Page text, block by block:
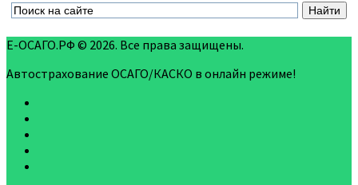
Е-ОСАГО.РФ © 2026. Все права защищены.
Автострахование ОСАГО/КАСКО в онлайн режиме!